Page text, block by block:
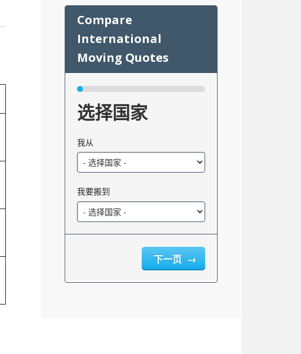
选择国家
我从
我要搬到
下一页